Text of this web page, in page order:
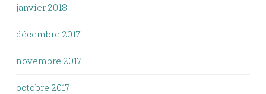
janvier 2018
décembre 2017
novembre 2017
octobre 2017